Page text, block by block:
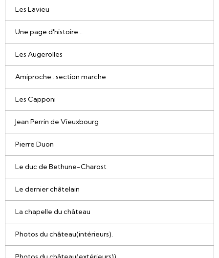
Les Lavieu
Une page d'histoire...
Les Augerolles
Amiproche : section marche
Les Capponi
Jean Perrin de Vieuxbourg
Pierre Duon
Le duc de Bethune-Charost
Le dernier châtelain
La chapelle du château
Photos du château(intérieurs).